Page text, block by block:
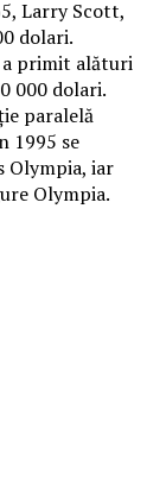
Larry Scott,
dolari.
a primit alături
000 dolari.
paralelă
1995 se
Olympia, iar
Olympia.